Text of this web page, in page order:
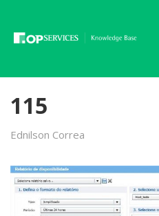
115
Ednilson Correa